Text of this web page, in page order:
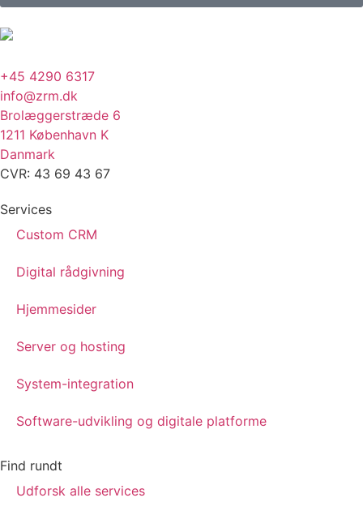
+45 4290 6317
info@zrm.dk
Brolæggerstræde 6
1211 København K
Danmark
CVR: 43 69 43 67
Services
Custom CRM
Digital rådgivning
Hjemmesider
Server og hosting
System-integration
Software-udvikling og digitale platforme
Find rundt
Udforsk alle services